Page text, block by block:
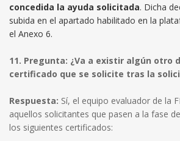
concedida la ayuda solicitada. Dicha
subida en el apartado habilitado en la
el Anexo 6.
11. Pregunta: ¿Va a existir algún otro
certificado que se solicite tras la
Respuesta: Sí, el equipo evaluador de la
aquellos solicitantes que pasen a la fase
los siguientes certificados: